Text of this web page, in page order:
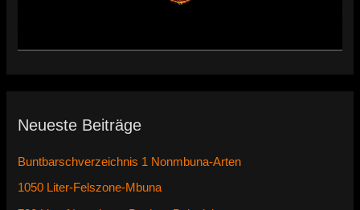
Neueste Beiträge
Buntbarschverzeichnis 1 Nonmbuna-Arten
1050 Liter-Felszone-Mbuna